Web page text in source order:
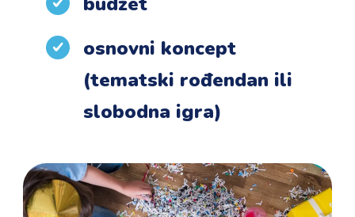
osnovni koncept
(tematski rođendan ili
slobodna igra)